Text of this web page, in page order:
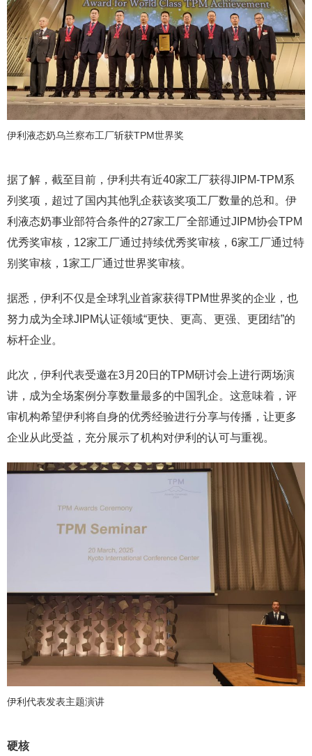
伊利液态奶乌兰察布工厂斩获TPM世界奖
据了解，截至目前，伊利共有近40家工厂获得JIPM-TPM系
列奖项，超过了国内其他乳企获该奖项工厂数量的总和。伊
利液态奶事业部符合条件的27家工厂全部通过JIPM协会TPM
优秀奖审核，12家工厂通过持续优秀奖审核，6家工厂通过特
别奖审核，1家工厂通过世界奖审核。
据悉，伊利不仅是全球乳业首家获得TPM世界奖的企业，也
努力成为全球JIPM认证领域“更快、更高、更强、更团结”的
标杆企业。
此次，伊利代表受邀在3月20日的TPM研讨会上进行两场演
讲，成为全场案例分享数量最多的中国乳企。这意味着，评
审机构希望伊利将自身的优秀经验进行分享与传播，让更多
企业从此受益，充分展示了机构对伊利的认可与重视。
伊利代表发表主题演讲
硬核